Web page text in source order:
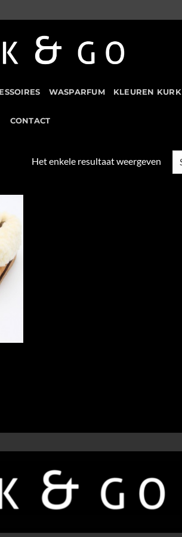
WASPARFUM KLEUREN KURK
CONTACT
Het enkele resultaat weergeven
to